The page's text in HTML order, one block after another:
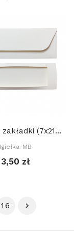
Baza do zakładki (7x21cm) z PROSTYM okienkiem...
Igiełka-MB
3,50 zł
16 